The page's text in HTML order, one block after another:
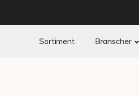
Sortiment Branscher